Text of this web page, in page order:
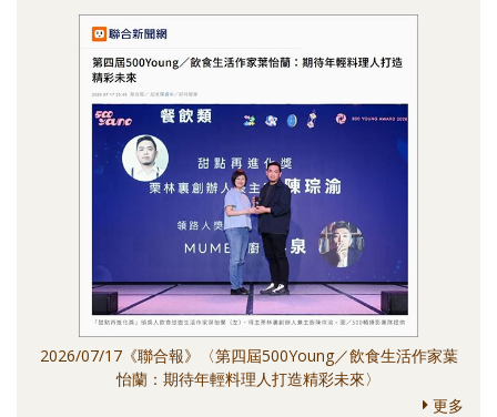
2026/07/17《聯合報》〈第四屆500Young／飲食生活作家葉
怡蘭：期待年輕料理人打造精彩未來〉
更多